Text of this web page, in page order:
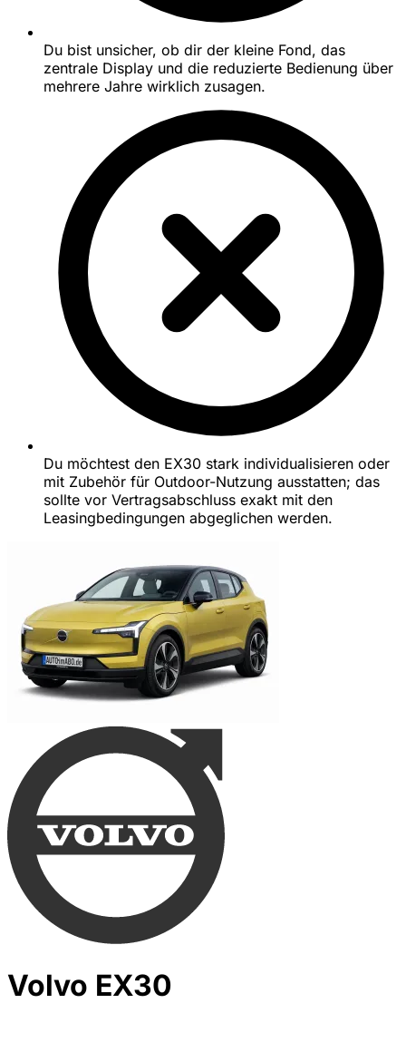
Du bist unsicher, ob dir der kleine Fond, das
zentrale Display und die reduzierte Bedienung über
mehrere Jahre wirklich zusagen.
Du möchtest den EX30 stark individualisieren oder
mit Zubehör für Outdoor-Nutzung ausstatten; das
sollte vor Vertragsabschluss exakt mit den
Leasingbedingungen abgeglichen werden.
Volvo EX30